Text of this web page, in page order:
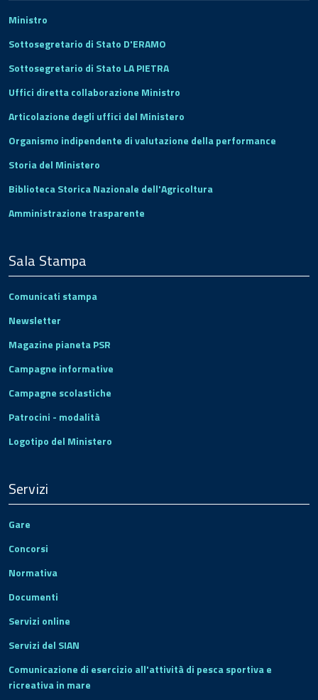
Ministro
Sottosegretario di Stato D'ERAMO
Sottosegretario di Stato LA PIETRA
Uffici diretta collaborazione Ministro
Articolazione degli uffici del Ministero
Organismo indipendente di valutazione della performance
Storia del Ministero
Biblioteca Storica Nazionale dell'Agricoltura
Amministrazione trasparente
Sala Stampa
Comunicati stampa
Newsletter
Magazine pianeta PSR
Campagne informative
Campagne scolastiche
Patrocini - modalità
Logotipo del Ministero
Servizi
Gare
Concorsi
Normativa
Documenti
Servizi online
Servizi del SIAN
Comunicazione di esercizio all'attività di pesca sportiva e
ricreativa in mare